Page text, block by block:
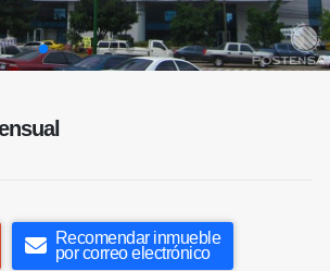
Recomendar inmueble
por correo electrónico